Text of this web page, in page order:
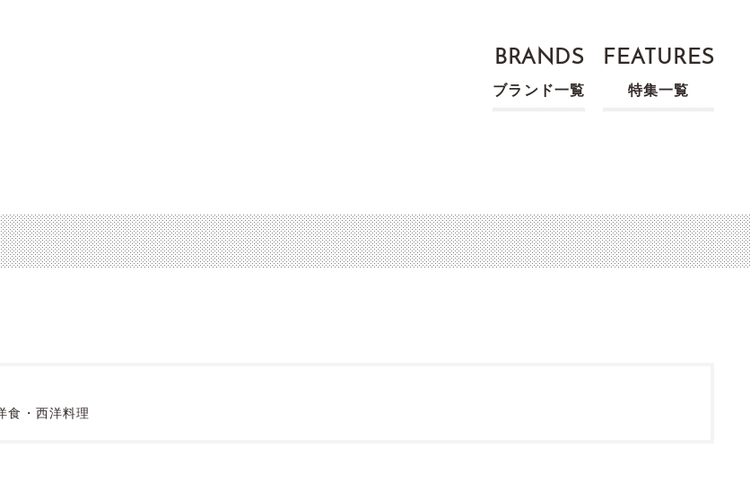
BRANDS
ブランド一覧
FEATURES
特集一覧
食・西洋料理